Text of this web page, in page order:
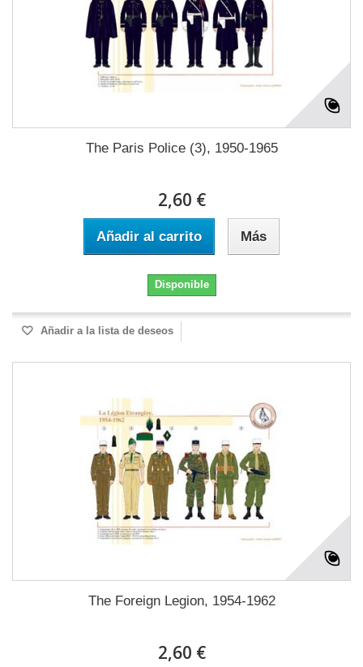
The Paris Police (3), 1950-1965
2,60 €
Añadir al carrito Más
Disponible
Añadir a la lista de deseos
The Foreign Legion, 1954-1962
2,60 €